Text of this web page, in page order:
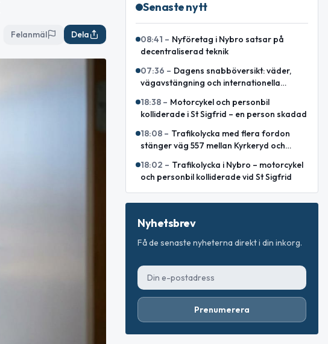
Felanmäl Dela
Senaste nytt
08:41 – Nyföretag i Nybro satsar på
decentraliserad teknik
07:36 – Dagens snabböversikt: väder,
vägavstängning och internationella
18:38 – Motorcykel och personbil
kolliderade i St Sigfrid – en person skadad
18:08 – Trafikolycka med flera fordon
stänger väg 557 mellan Kyrkeryd och
18:02 – Trafikolycka i Nybro – motorcykel
och personbil kolliderade vid St Sigfrid
Nyhetsbrev
Få de senaste nyheterna direkt i din inkorg.
Prenumerera